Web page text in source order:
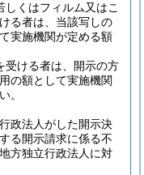
くはフィルム又はこ
る者は、当該写しの
実施機関が定める額
受ける者は、開示の方
の額として実施機関
。
政法人がした開示決
る開示請求に係る不
方独立行政法人に対